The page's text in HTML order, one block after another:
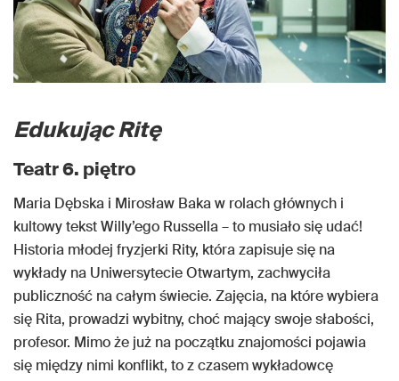
Edukując Ritę
Teatr 6. piętro
Maria Dębska i Mirosław Baka w rolach głównych i
kultowy tekst Willy’ego Russella – to musiało się udać!
Historia młodej fryzjerki Rity, która zapisuje się na
wykłady na Uniwersytecie Otwartym, zachwyciła
publiczność na całym świecie. Zajęcia, na które wybiera
się Rita, prowadzi wybitny, choć mający swoje słabości,
profesor. Mimo że już na początku znajomości pojawia
się między nimi konflikt, to z czasem wykładowcę